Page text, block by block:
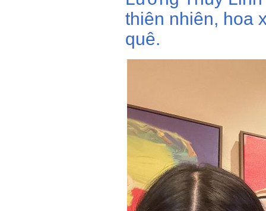
thiên nhiên, hoa
quê.